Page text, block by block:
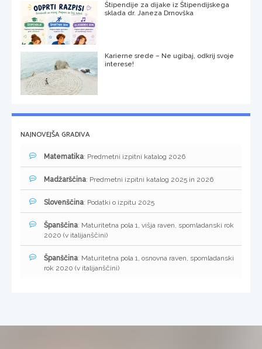
Štipendije za dijake iz Štipendijskega
sklada dr. Janeza Drnovška
Karierne srede – Ne ugibaj, odkrij svoje
interese!
NAJNOVEJŠA GRADIVA
Matematika: Predmetni izpitni katalog 2026
Madžarščina: Predmetni izpitni katalog 2025 in 2026
Slovenščina: Podatki o izpitu 2025
Španščina: Maturitetna pola 1, višja raven, spomladanski rok
2020 (v italijanščini)
Španščina: Maturitetna pola 1, osnovna raven, spomladanski
rok 2020 (v italijanščini)